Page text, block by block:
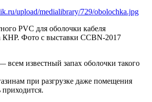
upload/medialibrary/729/obolochka.jpg
PVC для оболочки кабеля
КНР. Фото с выставки CCBN-2017
известный запах оболочки такого
при разгрузке даже помещения
приходится.